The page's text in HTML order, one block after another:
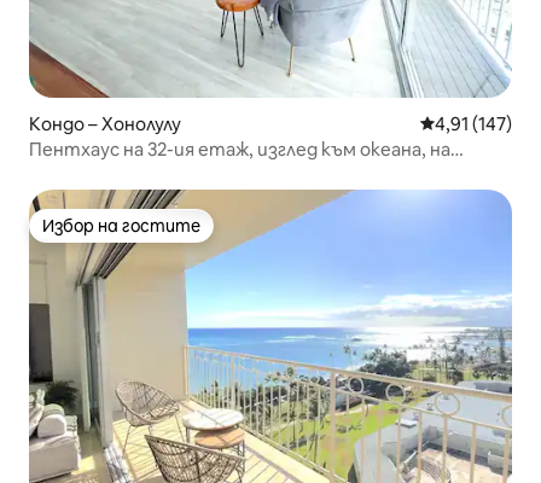
Кондо – Хонолулу Средна
4,91 (147)
Пентхаус на 32-ия етаж, изглед към океана, на
Избор на гостите
Избор на гостите